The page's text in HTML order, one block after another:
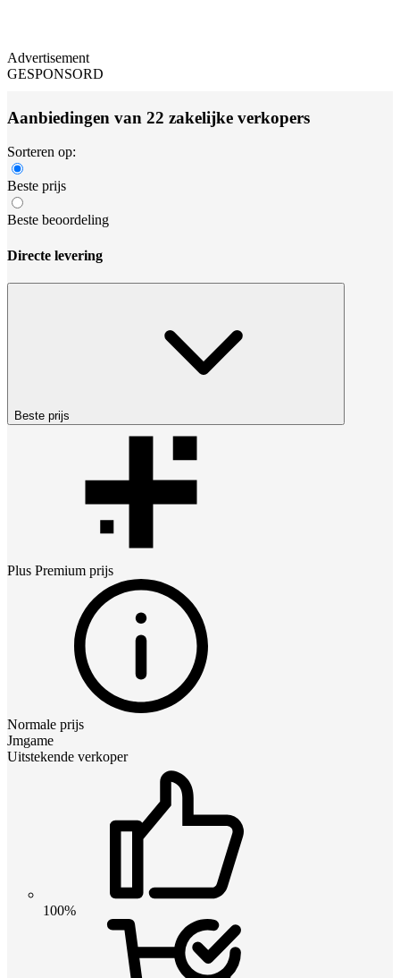
Advertisement
GESPONSORD
Aanbiedingen van 22 zakelijke verkopers
Sorteren op:
Beste prijs
Beste beoordeling
Directe levering
Beste prijs
Plus Premium prijs
Normale prijs
Jmgame
Uitstekende verkoper
100%